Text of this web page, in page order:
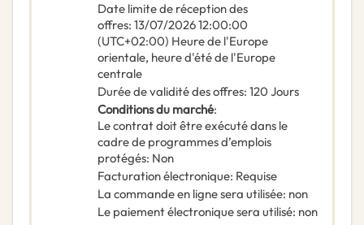
Date limite de réception des
offres: 13/07/202612:00:00
(UTC+02:00) Heure de l'Europe
orientale, heure d'été de l'Europe
centrale
Durée de validité des offres: 120 Jours
Conditions du marché:
Le contrat doit être exécuté dans le
cadre de programmes d’emplois
protégés: Non
Facturation électronique: Requise
La commande en ligne sera utilisée: non
Le paiement électronique sera utilisé: non